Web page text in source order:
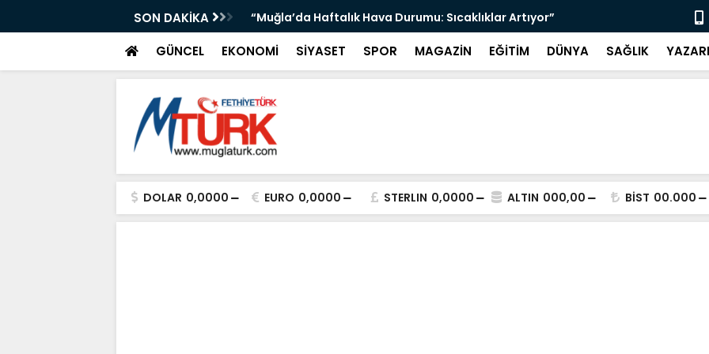
SON DAKİKA
Muğla İl Başkanlığına Ziyaret” “Muğla’da Haftalık Hava Durumu: Sıcaklıklar Artıyor” “Atık
GÜNCEL EKONOMİ SİYASET SPOR MAGAZİN EĞİTİM DÜNYA SAĞLIK
DOLAR 0,0000 EURO 0,0000 STERLIN 0,0000 ALTIN 000,00 BİST 00.000